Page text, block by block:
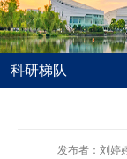
科研梯队
发布者：刘婷